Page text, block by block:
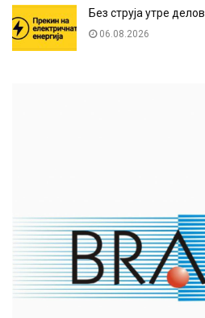
Без струја утре
06.08.2026